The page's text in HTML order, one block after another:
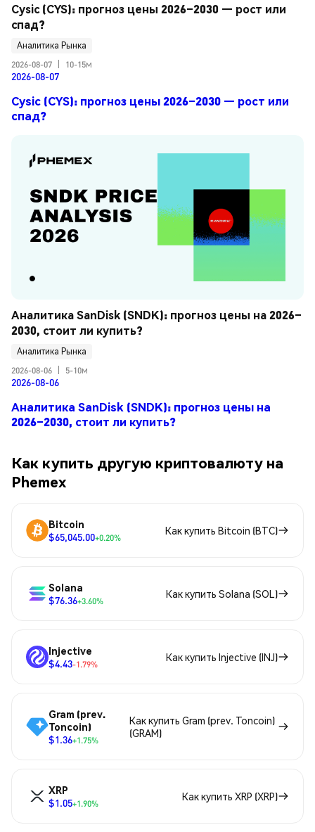
Cysic (CYS): прогноз цены 2026–2030 — рост или
спад?
Аналитика Рынка
2026-08-07
10-15м
2026-08-07
Cysic (CYS): прогноз цены 2026–2030 — рост или
спад?
Аналитика SanDisk (SNDK): прогноз цены на 2026–
2030, стоит ли купить?
Аналитика Рынка
2026-08-06
5-10м
2026-08-06
Аналитика SanDisk (SNDK): прогноз цены на
2026–2030, стоит ли купить?
Как купить другую криптовалюту на
Phemex
Bitcoin
$65,045.00+0.20%
Как купить Bitcoin (BTC)
Solana
$76.36+3.60%
Как купить Solana (SOL)
Injective
$4.43-1.79%
Как купить Injective (INJ)
Gram (prev.
Toncoin)
$1.36+1.75%
Как купить Gram (prev. Toncoin)
(GRAM)
XRP
$1.05+1.90%
Как купить XRP (XRP)